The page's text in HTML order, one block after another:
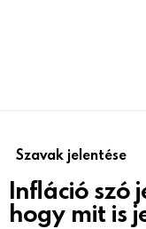
Szavak jelentése
Infláció szó
hogy mit is